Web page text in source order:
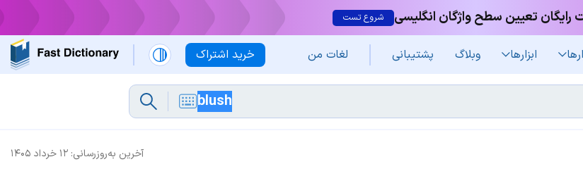
رایگان تعیین سطح واژگان انگلیسی شروع تست
خرید اشتراک ابزارها وبلاگ پشتیبانی لغات من
آخرین به‌روزرسانی: ۱۲ خرداد ۱۴۰۵